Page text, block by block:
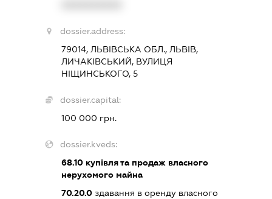
dossier.address:
79014, ЛЬВІВСЬКА ОБЛ., ЛЬВІВ,
ЛИЧАКІВСЬКИЙ, ВУЛИЦЯ
НІЩИНСЬКОГО, 5
dossier.capital:
100 000 грн.
dossier.kveds:
68.10 купівля та продаж власного
нерухомого майна
70.20.0 здавання в оренду власного